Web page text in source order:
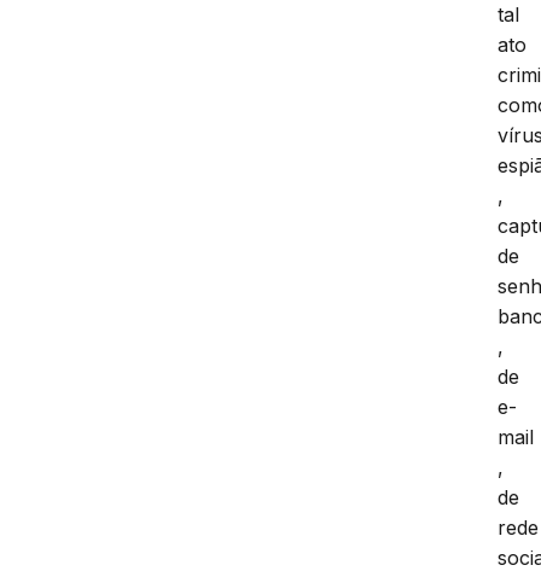
tal
ato
,
de
,
de
e-
mail
,
de
rede